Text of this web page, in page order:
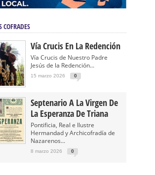
COFRADES
Vía Crucis En La Redención
Vía Crucis de Nuestro Padre
Jesús de la Redención...
15 marzo 2026 0
Septenario A La Virgen De
La Esperanza De Triana
Pontificia, Real e Ilustre
Hermandad y Archicofradía de
Nazarenos...
8 marzo 2026 0